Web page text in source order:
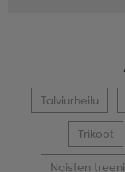
Talviurheilu
Trikoot
Naisten